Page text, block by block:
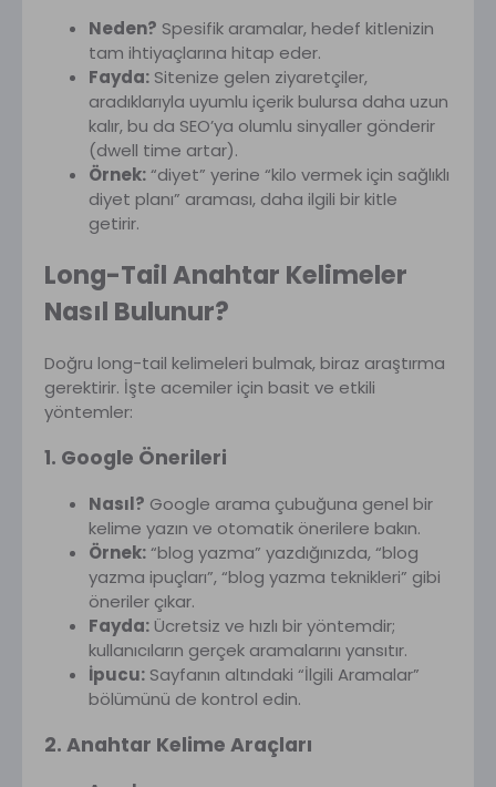
Neden? Spesifik aramalar, hedef kitlenizin
tam ihtiyaçlarına hitap eder.
Fayda: Sitenize gelen ziyaretçiler,
aradıklarıyla uyumlu içerik bulursa daha uzun
kalır, bu da SEO’ya olumlu sinyaller gönderir
(dwell time artar).
Örnek:“diyet” yerine “kilo vermek için sağlıklı
diyet planı” araması, daha ilgili bir kitle
getirir.
Long-Tail Anahtar Kelimeler
Nasıl Bulunur?
Doğru long-tail kelimeleri bulmak, biraz araştırma
gerektirir. İşte acemiler için basit ve etkili
yöntemler:
1. Google Önerileri
Nasıl? Google arama çubuğuna genel bir
kelime yazın ve otomatik önerilere bakın.
Örnek:“blog yazma” yazdığınızda, “blog
yazma ipuçları”, “blog yazma teknikleri” gibi
öneriler çıkar.
Fayda: Ücretsiz ve hızlı bir yöntemdir;
kullanıcıların gerçek aramalarını yansıtır.
İpucu: Sayfanın altındaki “İlgili Aramalar”
bölümünü de kontrol edin.
2. Anahtar Kelime Araçları